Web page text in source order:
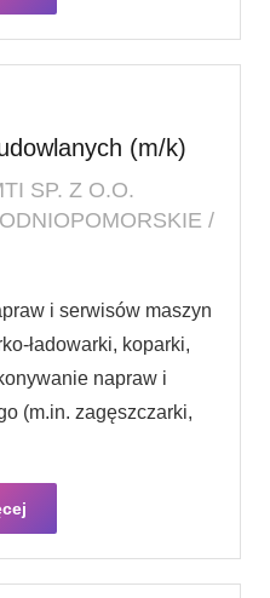
(m/k)
SP. Z O.O.
/
i serwisów maszyn
ładowarki, koparki,
napraw i
(m.in. zagęszczarki,